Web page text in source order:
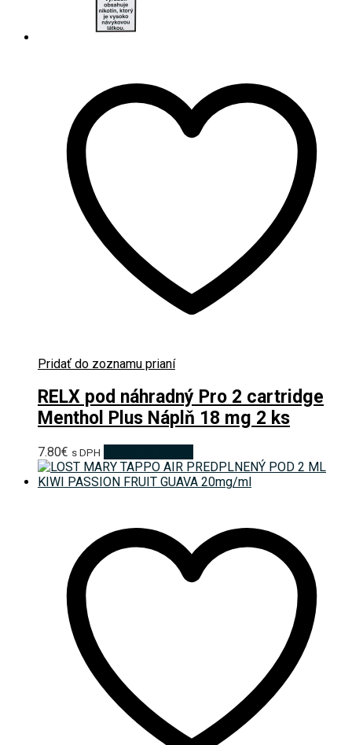
Pridať do zoznamu prianí
RELX pod náhradný Pro 2 cartridge
Menthol Plus Náplň 18 mg 2 ks
7.80€ s DPH